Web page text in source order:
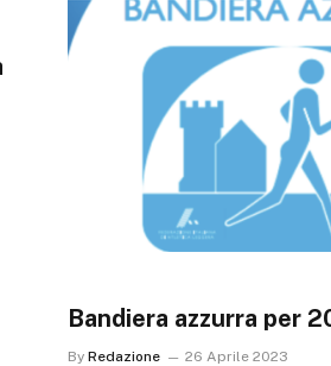
Bandiera azzurra per
By Redazione 26 Aprile 2023